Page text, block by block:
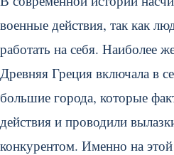
военные действия, так как
работать на себя. Наиболее
Древняя Греция включала в
большие города, которые
действия и проводили
конкурентом. Именно на